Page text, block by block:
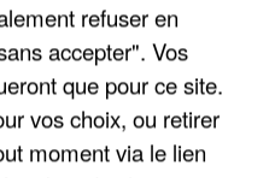
refuser en
accepter". Vos
que pour ce site.
vos choix, ou retirer
moment via le lien